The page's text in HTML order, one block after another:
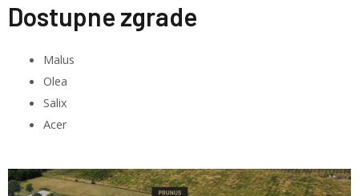
Dostupne zgrade
Malus
Olea
Salix
Acer